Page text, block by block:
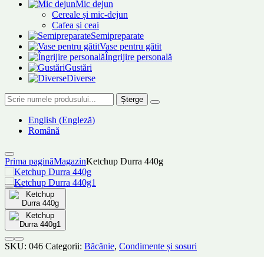
Mic dejun
Cereale și mic-dejun
Cafea și ceai
Semipreparate
Vase pentru gătit
Îngrijire personală
Gustări
Diverse
Șterge
English (Engleză)
Română
Prima paginăMagazinKetchup Durra 440g
SKU: 046 Categorii: Băcănie, Condimente și sosuri